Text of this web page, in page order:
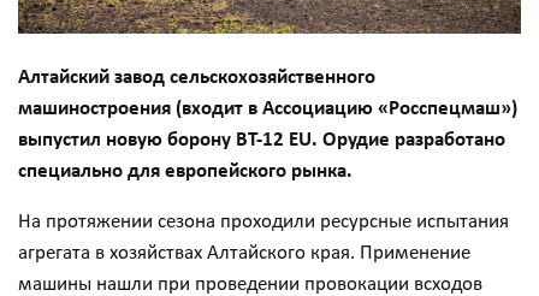
Алтайский завод сельскохозяйственного
машиностроения (входит в Ассоциацию «Росспецмаш»)
выпустил новую борону BT-12 EU. Орудие разработано
специально для европейского рынка.
На протяжении сезона проходили ресурсные испытания
агрегата в хозяйствах Алтайского края. Применение
машины нашли при проведении провокации всходов